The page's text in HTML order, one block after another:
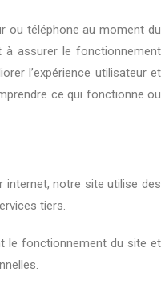
ou téléphone au moment du
à assurer le fonctionnement
l’expérience utilisateur et
ce qui fonctionne ou
internet, notre site utilise des
tiers.
le fonctionnement du site et